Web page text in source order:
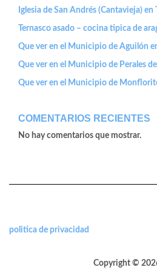
Iglesia de San Andrés (Cantavieja) en
Ternasco asado – cocina tipica de
Que ver en el Municipio de Aguilón
Que ver en el Municipio de Perales
Que ver en el Municipio de
COMENTARIOS RECIENTES
No hay comentarios que mostrar.
politica de privacidad
Copyright ©